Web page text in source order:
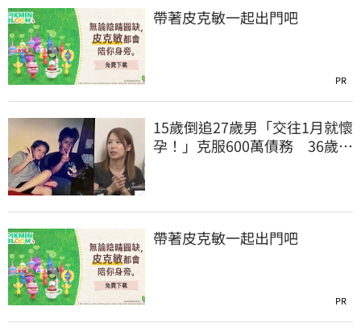
帶著皮克敏一起出門吧
PR
15歲倒追27歲男「交往1月就懷
孕！」克服600萬債務 36歲美
帶著皮克敏一起出門吧
PR